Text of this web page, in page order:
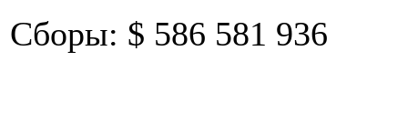
Сборы: $ 586 581 936